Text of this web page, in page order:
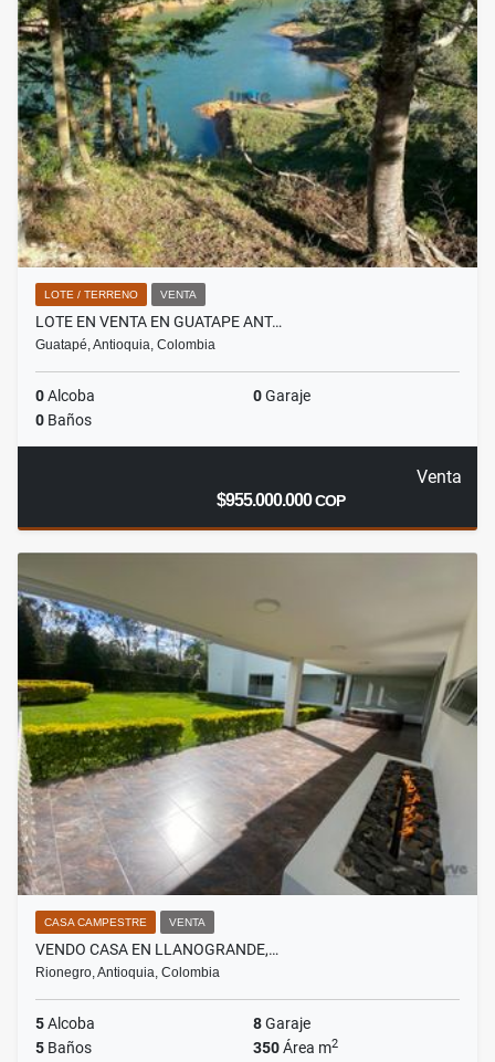
LOTE / TERRENO VENTA
LOTE EN VENTA EN GUATAPE ANT…
Guatapé, Antioquia, Colombia
0Alcoba 0Garaje
0 Baños
Venta
$955.000.000COP
CASA CAMPESTRE VENTA
VENDO CASA EN LLANOGRANDE,…
Rionegro, Antioquia, Colombia
5Alcoba 8Garaje
5 Baños 350Área m2